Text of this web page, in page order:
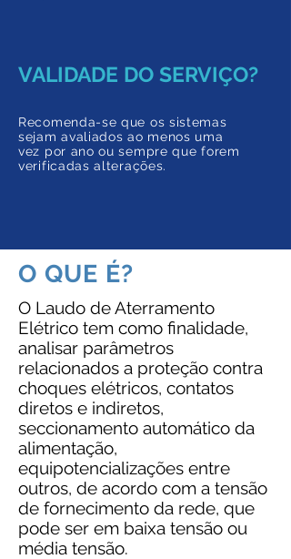
VALIDADE DO SERVIÇO?
Recomenda-se que os sistemas
sejam avaliados ao menos uma
vez por ano ou sempre que forem
verificadas alterações.
O QUE É?
O Laudo de Aterramento
Elétrico tem como finalidade,
analisar parâmetros
relacionados a proteção contra
choques elétricos, contatos
diretos e indiretos,
seccionamento automático da
alimentação,
equipotencializações entre
outros, de acordo com a tensão
de fornecimento da rede, que
pode ser em baixa tensão ou
média tensão.